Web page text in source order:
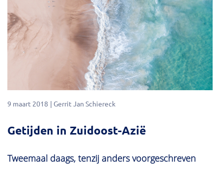
9 maart 2018 Gerrit Jan Schiereck
Getijden in Zuidoost-Azië
Tweemaal daags, tenzij anders voorgeschreven